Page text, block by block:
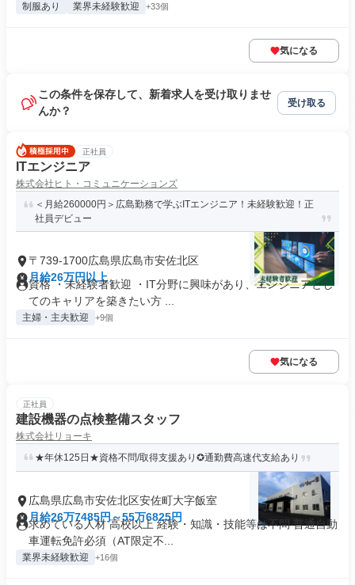
制服あり 業界未経験歓迎 +33個
気になる
この条件を保存して、新着求人を受け取りませ
んか？
受け取る
正社員
ITエンジニア
株式会社ヒト・コミュニケーションズ
＜月給260000円＞広島勤務で学ぶITエンジニア！未経験歓迎！正
社員デビュー
〒739-1700広島県広島市安佐北区
月給26万円以上
資格 ・未経験者歓迎 ・IT分野に興味があり、エンジニアとし
てのキャリアを築きたい方 ...
主婦・主夫歓迎 +9個
気になる
正社員
建設機器の点検整備スタッフ
株式会社リョーキ
★年休125日★資格不問/取得支援あり✪通勤費高速代支給あり
広島県広島市安佐北区安佐町大字飯室
月給26万7485円～55万6825円
求めている人材 高校以上 経験・知識・技能等は不問 普通自動
車運転免許必須（AT限定不...
業界未経験歓迎 +16個